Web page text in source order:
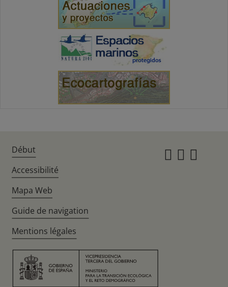
Début
Accessibilité
Mapa Web
Guide de navigation
Mentions légales